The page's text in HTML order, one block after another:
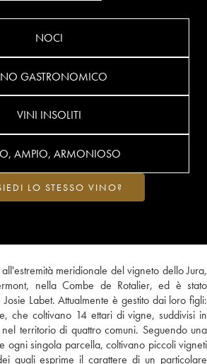
meridionale del vigneto dello Jura,
nella Combe de Rotalier, ed è stato
Labet. Attualmente è gestito dai loro figli:
che coltivano 14 ettari di vigne, suddivisi in
territorio di quattro comuni. Seguendo una
ogni singola parcella, coltivano piccoli vigneti
quali esprime il carattere di un particolare
NOCI
GASTRONOMICO
VINI INSOLITI
AMPIO, ARMONIOSO
LO STESSO VINO?